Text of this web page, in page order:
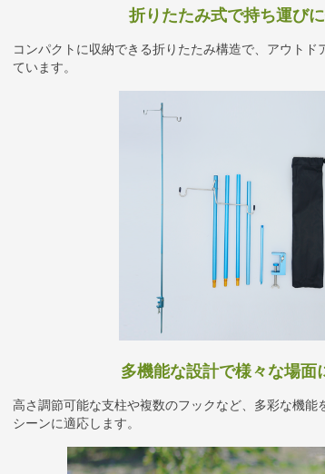
折りたたみ式で持ち運び
コンパクトに収納できる折りたたみ構造で、アウトド
ています。
多機能な設計で様々な場面
高さ調節可能な支柱や複数のフックなど、多彩な機能
シーンに適応します。